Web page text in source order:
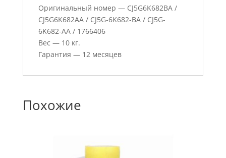
Оригинальный номер — CJ5G6K682BA /
CJ5G6K682AA / CJ5G-6K682-BA / CJ5G-
6K682-AA / 1766406
Вес — 10 кг.
Гарантия — 12 месяцев
Похожие